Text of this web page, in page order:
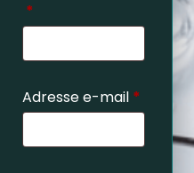
*
Adresse e-mail *